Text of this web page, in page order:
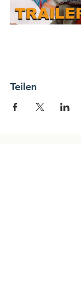
Teilen